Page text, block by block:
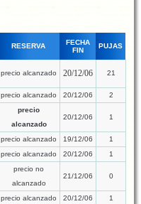
RESERVA
FECHA
FIN
PUJAS
precio alcanzado 20/12/06 21
precio alcanzado 20/12/06 2
precio
alcanzado
20/12/06 1
precio alcanzado 19/12/06
1
precio alcanzado 20/12/06 1
precio no
alcanzado
21/12/06 0
precio alcanzado 20/12/06
1